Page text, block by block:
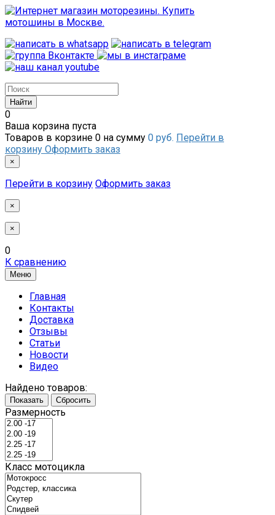
0
Ваша корзина пуста
Товаров в корзине 0 на сумму 0 руб. Перейти в
корзину Оформить заказ
×
Перейти в корзину Оформить заказ
×
×
0
К сравнению
Меню
Главная
Контакты
Доставка
Отзывы
Статьи
Новости
Видео
Найдено товаров:
Показать Сбросить
Размерность
Класс мотоцикла